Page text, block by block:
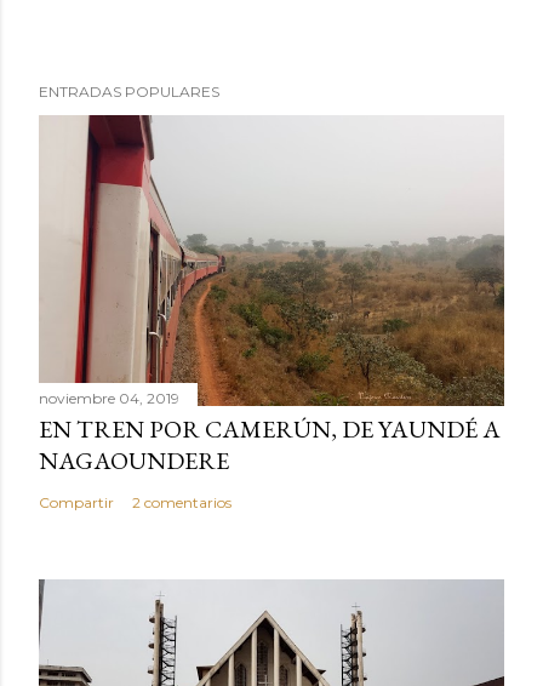
c
n
t
a
i
ENTRADAS POPULARES
noviembre 04, 2019
EN TREN POR CAMERÚN, DE YAUNDÉ A
NAGAOUNDERE
Compartir 2 comentarios